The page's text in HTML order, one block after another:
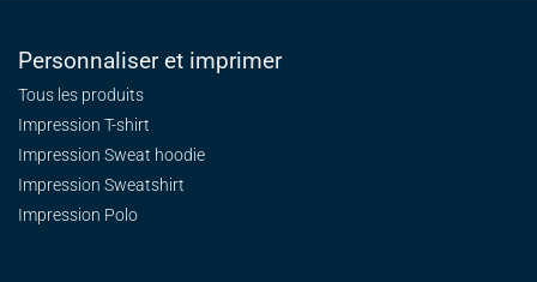
Personnaliser et imprimer
Tous les produits
Impression T-shirt
Impression Sweat hoodie
Impression Sweatshirt
Impression Polo